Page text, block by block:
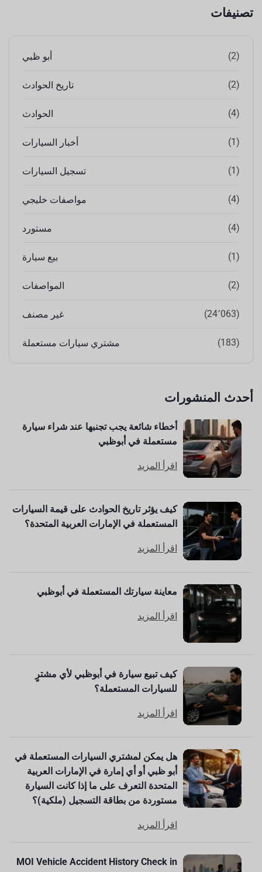
تصنيفات
أبو ظبي (2)
تاريخ الحوادث (2)
الحوادث (4)
أخبار السيارات (1)
تسجيل السيارات (1)
مواصفات خليجي (4)
مستورد (4)
بيع سيارة (1)
المواصفات (2)
غير مصنف (24٬063)
مشتري سيارات مستعملة (183)
أحدث المنشورات
أخطاء شائعة يجب تجنبها عند شراء سيارة
مستعملة في أبوظبي
اقرأ المزيد
كيف يؤثر تاريخ الحوادث على قيمة السيارات
المستعملة في الإمارات العربية المتحدة؟
اقرأ المزيد
معاينة سيارتك المستعملة في أبوظبي
اقرأ المزيد
كيف تبيع سيارة في أبوظبي لأي مشترٍ
للسيارات المستعملة؟
اقرأ المزيد
هل يمكن لمشتري السيارات المستعملة في
أبو ظبي أو أي إمارة في الإمارات العربية
المتحدة التعرف على ما إذا كانت السيارة
مستوردة من بطاقة التسجيل (ملكية)؟
اقرأ المزيد
MOI Vehicle Accident History Check in